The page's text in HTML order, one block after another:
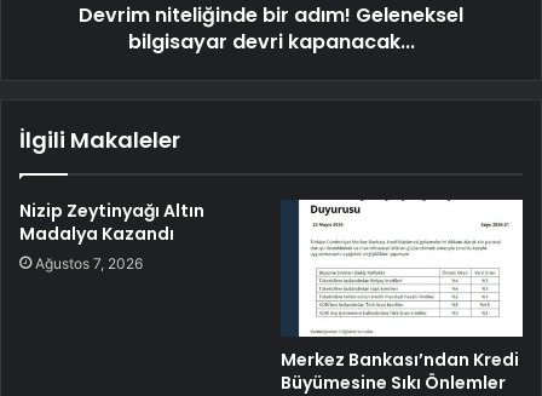
Devrim niteliğinde bir adım! Geleneksel
bilgisayar devri kapanacak...
İlgili Makaleler
Nizip Zeytinyağı Altın
Madalya Kazandı
Ağustos 7, 2026
Merkez Bankası’ndan Kredi
Büyümesine Sıkı Önlemler